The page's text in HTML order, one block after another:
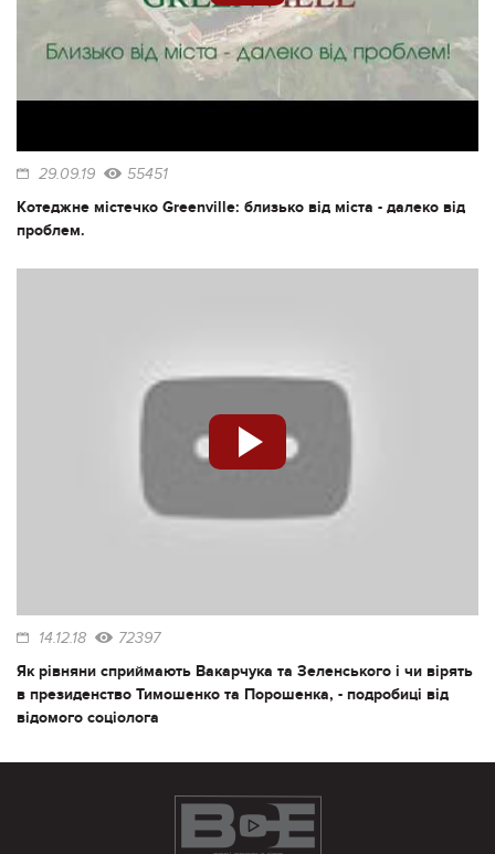
29.09.19 55451
Котеджне містечко Greenville: близько від міста - далеко від
проблем.
14.12.18 72397
Як рівняни сприймають Вакарчука та Зеленського і чи вірять
в президенство Тимошенко та Порошенка, - подробиці від
відомого соціолога